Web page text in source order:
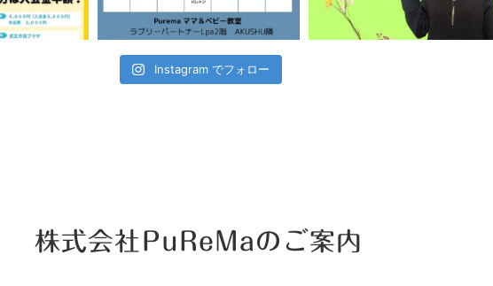
Instagram でフォロー
株式会社PuReMaのご案内